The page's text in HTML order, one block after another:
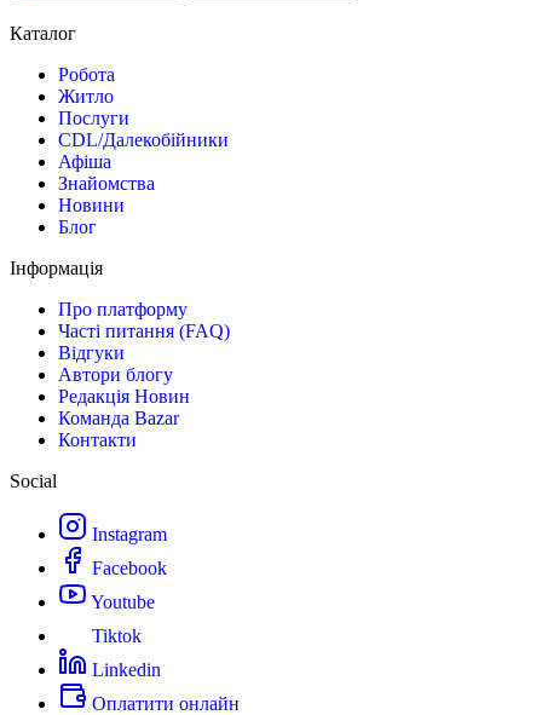
Каталог
Робота
Житло
Послуги
CDL/Далекобійники
Афіша
Знайомства
Новини
Блог
Інформація
Про платформу
Часті питання (FAQ)
Відгуки
Автори блогу
Редакція Новин
Команда Bazar
Контакти
Social
Instagram
Facebook
Youtube
Tiktok
Linkedin
Оплатити онлайн